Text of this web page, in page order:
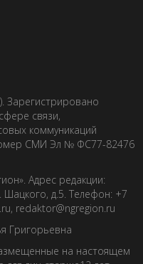
Зарегистрировано
связи,
коммуникаций
СМИ Эл № ФС77-82476
Адрес редакции:
Шацкого, д.5. Телефон: +7
redaktor@ngregion.ru
Григорьевна
на настоящем